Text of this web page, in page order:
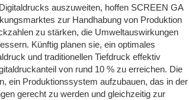
auszuweiten, hoffen SCREEN GA
zur Handhabung von Produktion
zu stärken, die Umweltauswirkungen
Künftig planen sie, ein optimales
und traditionellen Tiefdruck effektiv
von rund 10 % zu erreichen. Die
ein Produktionssystem aufzubauen, das in der
gerecht zu werden und gleichzeitig zur